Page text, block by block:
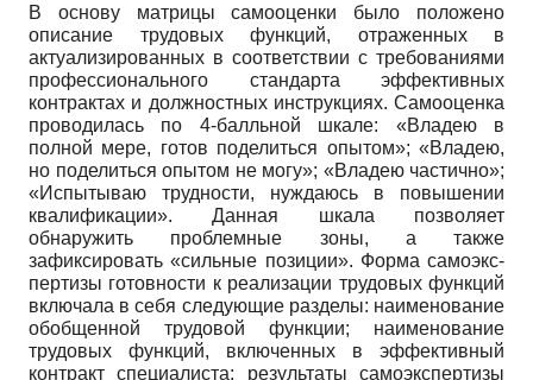
В основу матрицы самооценки было положено
описание трудовых функций, отраженных в
актуализированных в соответствии с требованиями
профессионального стандарта эффективных
контрактах и должностных инструкциях. Самооценка
проводилась по 4-балльной шкале: «Владею в
полной мере, готов поделиться опытом»; «Владею,
но поделиться опытом не могу»; «Владею частично»;
«Испытываю трудности, нуждаюсь в повышении
квалификации». Данная шкала позволяет
обнаружить проблемные зоны, а также
зафиксировать «сильные позиции». Форма самоэкс-
пертизы готовности к реализации трудовых функций
включала в себя следующие разделы: наименование
обобщенной трудовой функции; наименование
трудовых функций, включенных в эффективный
контракт специалиста; результаты самоэкспертизы